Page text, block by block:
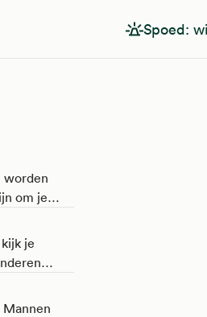
Spoed:
worden
om je
lukt.
Dan
je
als het